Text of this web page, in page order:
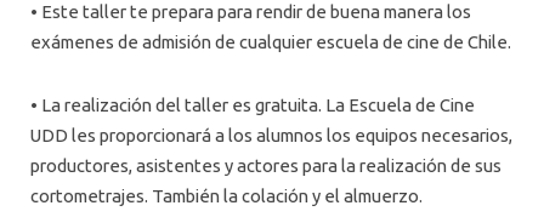
• Este taller te prepara para rendir de buena manera los
exámenes de admisión de cualquier escuela de cine de Chile.
• La realización del taller es gratuita. La Escuela de Cine
UDD les proporcionará a los alumnos los equipos necesarios,
productores, asistentes y actores para la realización de sus
cortometrajes. También la colación y el almuerzo.